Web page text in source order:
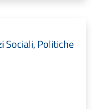
Sociali, Politiche